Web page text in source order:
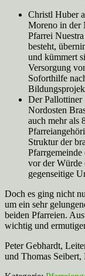
Christl Huber
Moreno in der
Pfarrei
besteht,
und kümmert
Versorgung
Soforthilfe
Der Pallottiner
Nordosten
auch mehr als
Struktur der
vor der Würde
gegenseitige
Doch es ging nicht
um ein sehr
beiden Pfarreien.
wichtig und
Peter Gebhardt,
und Thomas Seibert,